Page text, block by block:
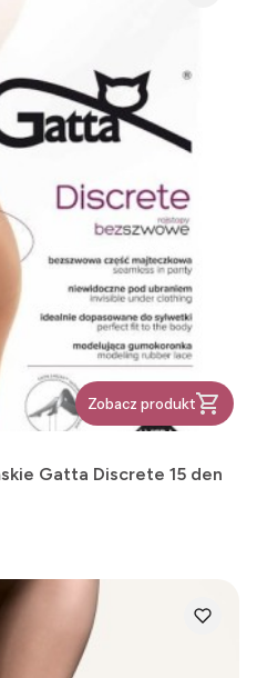
Zobacz produkt
Gatta Discrete 15 den